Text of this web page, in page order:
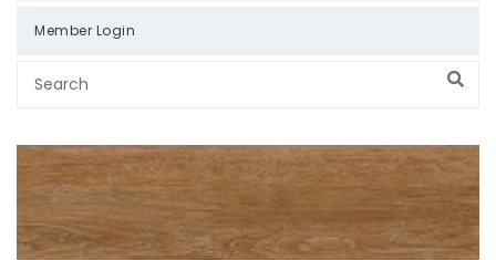
Member Login